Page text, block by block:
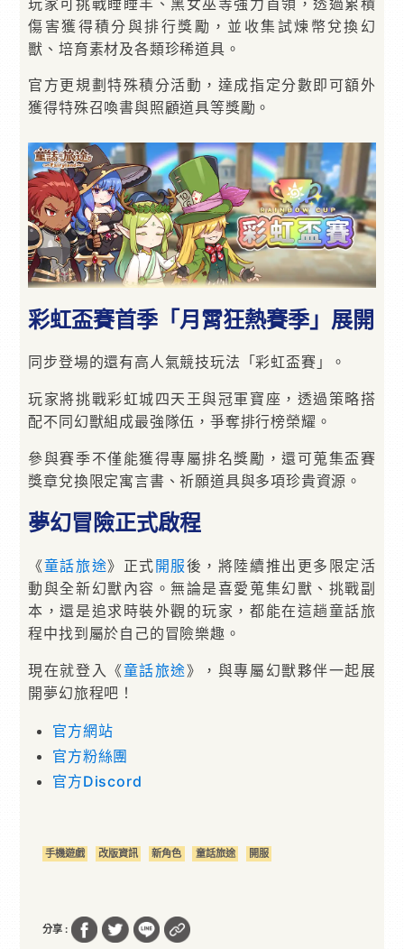
傷害獲得積分與排行獎勵，並收集試煉幣兌換幻
獸、培育素材及各類珍稀道具。
官方更規劃特殊積分活動，達成指定分數即可額外
獲得特殊召喚書與照顧道具等獎勵。
彩虹盃賽首季「月霄狂熱賽季」展開
同步登場的還有高人氣競技玩法「彩虹盃賽」。
玩家將挑戰彩虹城四天王與冠軍寶座，透過策略搭
配不同幻獸組成最強隊伍，爭奪排行榜榮耀。
參與賽季不僅能獲得專屬排名獎勵，還可蒐集盃賽
獎章兌換限定寓言書、祈願道具與多項珍貴資源。
夢幻冒險正式啟程
《童話旅途》正式開服後，將陸續推出更多限定活
動與全新幻獸內容。無論是喜愛蒐集幻獸、挑戰副
本，還是追求時裝外觀的玩家，都能在這趟童話旅
程中找到屬於自己的冒險樂趣。
現在就登入《童話旅途》，與專屬幻獸夥伴一起展
開夢幻旅程吧！
官方網站
官方粉絲團
官方Discord
手機遊戲 改版資訊 新角色 童話旅途 開服
分享 :